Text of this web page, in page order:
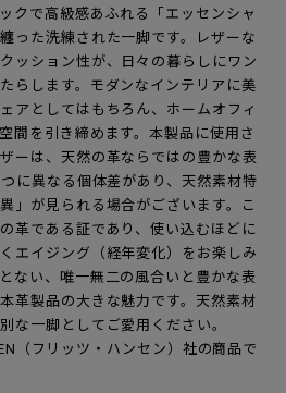
クで高級感あふれる「エッセンシャ
った洗練された一脚です。レザーな
ッション性が、日々の暮らしにワン
らします。モダンなインテリアに美
アとしてはもちろん、ホームオフィ
間を引き締めます。本製品に使用さ
ーは、天然の革ならではの豊かな表
に異なる個体差があり、天然素材特
」が見られる場合がございます。こ
革である証であり、使い込むほどに
エイジング（経年変化）をお楽しみ
ない、唯一無二の風合いと豊かな表
革製品の大きな魅力です。天然素材
な一脚としてご愛用ください。
（フリッツ・ハンセン）社の商品で